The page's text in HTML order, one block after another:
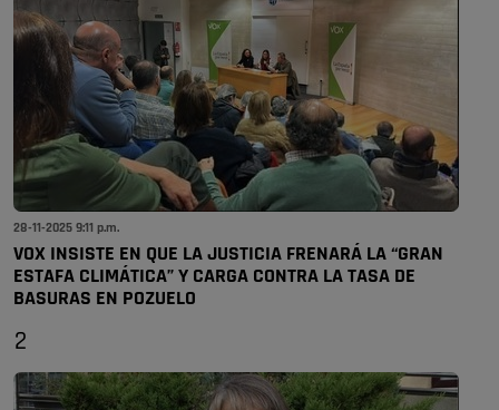
28-11-2025 9:11 p.m.
VOX INSISTE EN QUE LA JUSTICIA FRENARÁ LA “GRAN
ESTAFA CLIMÁTICA” Y CARGA CONTRA LA TASA DE
BASURAS EN POZUELO
2